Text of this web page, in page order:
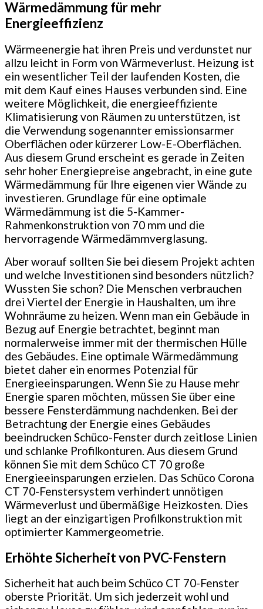
Wärmedämmung für mehr
Energieeffizienz
Wärmeenergie hat ihren Preis und verdunstet nur
allzu leicht in Form von Wärmeverlust. Heizung ist
ein wesentlicher Teil der laufenden Kosten, die
mit dem Kauf eines Hauses verbunden sind. Eine
weitere Möglichkeit, die energieeffiziente
Klimatisierung von Räumen zu unterstützen, ist
die Verwendung sogenannter emissionsarmer
Oberflächen oder kürzerer Low-E-Oberflächen.
Aus diesem Grund erscheint es gerade in Zeiten
sehr hoher Energiepreise angebracht, in eine gute
Wärmedämmung für Ihre eigenen vier Wände zu
investieren. Grundlage für eine optimale
Wärmedämmung ist die 5-Kammer-
Rahmenkonstruktion von 70 mm und die
hervorragende Wärmedämmverglasung.
Aber worauf sollten Sie bei diesem Projekt achten
und welche Investitionen sind besonders nützlich?
Wussten Sie schon? Die Menschen verbrauchen
drei Viertel der Energie in Haushalten, um ihre
Wohnräume zu heizen. Wenn man ein Gebäude in
Bezug auf Energie betrachtet, beginnt man
normalerweise immer mit der thermischen Hülle
des Gebäudes. Eine optimale Wärmedämmung
bietet daher ein enormes Potenzial für
Energieeinsparungen. Wenn Sie zu Hause mehr
Energie sparen möchten, müssen Sie über eine
bessere Fensterdämmung nachdenken. Bei der
Betrachtung der Energie eines Gebäudes
beeindrucken Schüco-Fenster durch zeitlose Linien
und schlanke Profilkonturen. Aus diesem Grund
können Sie mit dem Schüco CT 70 große
Energieeinsparungen erzielen. Das Schüco Corona
CT 70-Fenstersystem verhindert unnötigen
Wärmeverlust und übermäßige Heizkosten. Dies
liegt an der einzigartigen Profilkonstruktion mit
optimierter Kammergeometrie.
Erhöhte Sicherheit von PVC-Fenstern
Sicherheit hat auch beim Schüco CT 70-Fenster
oberste Priorität. Um sich jederzeit wohl und